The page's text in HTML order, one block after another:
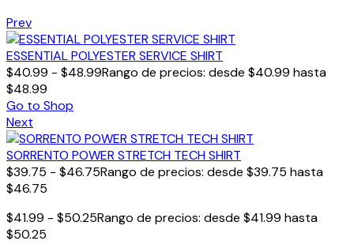
Prev
ESSENTIAL POLYESTER SERVICE SHIRT
$40.99 - $48.99Rango de precios: desde $40.99 hasta
$48.99
Go to Shop
Next
SORRENTO POWER STRETCH TECH SHIRT
$39.75 - $46.75Rango de precios: desde $39.75 hasta
$46.75
$41.99 - $50.25Rango de precios: desde $41.99 hasta
$50.25